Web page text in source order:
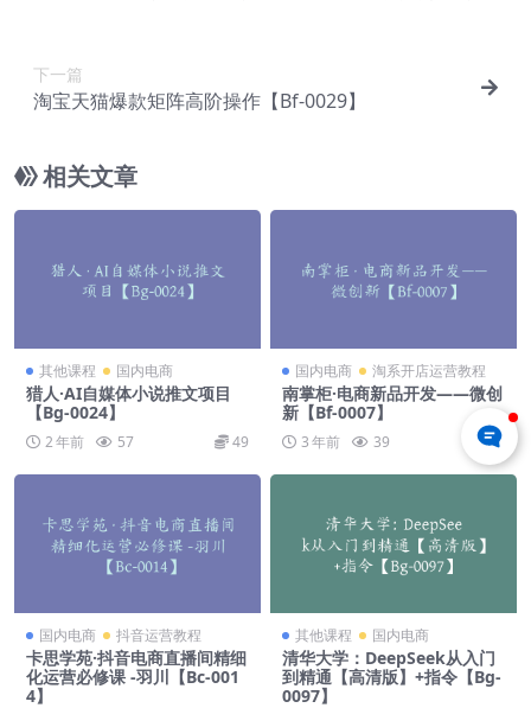
下一篇
淘宝天猫爆款矩阵高阶操作【Bf-0029】
相关文章
其他课程 国内电商
猎人·AI自媒体小说推文项目
【Bg-0024】
2 年前 57 49
国内电商 淘系开店运营教程
南掌柜·电商新品开发——微创
新【Bf-0007】
3 年前 39 59
国内电商 抖音运营教程
卡思学苑·抖音电商直播间精细
化运营必修课 -羽川【Bc-001
4】
其他课程 国内电商
清华大学：DeepSeek从入门
到精通【高清版】+指令【Bg-
0097】